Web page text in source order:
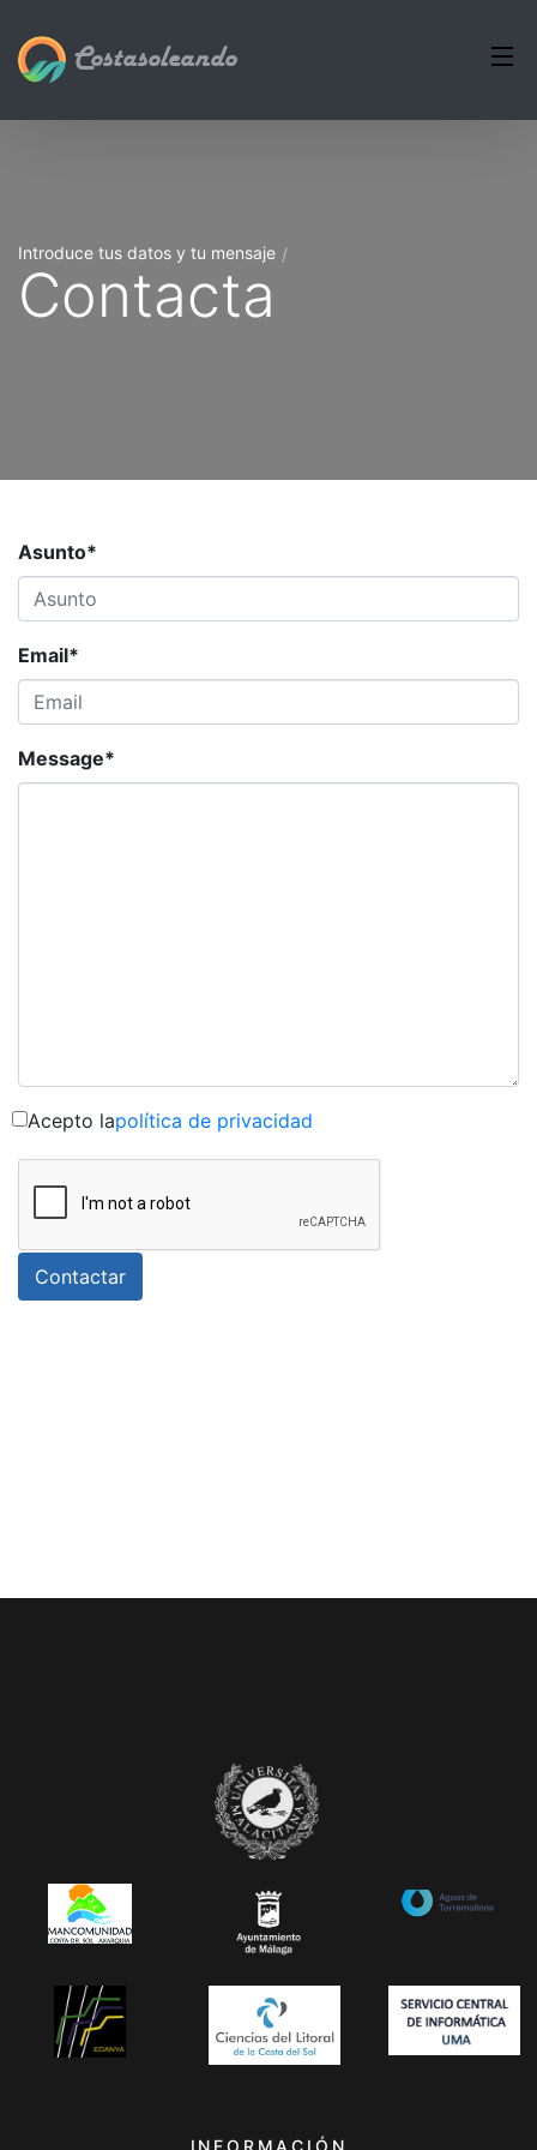
Costasoleando
Introduce tus datos y tu mensaje
Contacta
Asunto*
Email*
Message*
Acepto lapolítica de privacidad
Contactar
INFORMACIÓN